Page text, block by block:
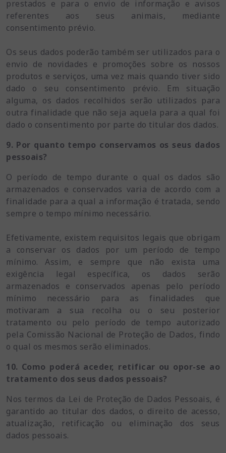
prestados e para o envio de informação e avisos
referentes aos seus animais, mediante
consentimento prévio.
Os seus dados poderão também ser utilizados para o
envio de novidades e promoções sobre os nossos
produtos e serviços, uma vez mais quando tiver sido
dado o seu consentimento prévio. Em situação
alguma, os dados recolhidos serão utilizados para
outra finalidade que não seja aquela para a qual foi
dado o consentimento por parte do titular dos dados.
9. Por quanto tempo conservamos os seus dados
pessoais?
O período de tempo durante o qual os dados são
armazenados e conservados varia de acordo com a
finalidade para a qual a informação é tratada, sendo
sempre o tempo mínimo necessário.
Efetivamente, existem requisitos legais que obrigam
a conservar os dados por um período de tempo
mínimo. Assim, e sempre que não exista uma
exigência legal específica, os dados serão
armazenados e conservados apenas pelo período
mínimo necessário para as finalidades que
motivaram a sua recolha ou o seu posterior
tratamento ou pelo período de tempo autorizado
pela Comissão Nacional de Proteção de Dados, findo
o qual os mesmos serão eliminados.
10. Como poderá aceder, retificar ou opor-se ao
tratamento dos seus dados pessoais?
Nos termos da Lei de Proteção de Dados Pessoais, é
garantido ao titular dos dados, o direito de acesso,
atualização, retificação ou eliminação dos seus
dados pessoais.